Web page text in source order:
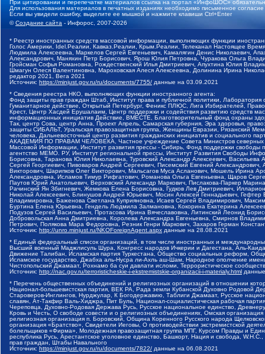
При цитировании и перепечатке материалов ссылка на портал «ИнфоШОС»
Для использования материалов в печатных изданиях необходимо письменное
Если вы увидели ошибку, выделите ее мышкой и нажмите клавиши Ctrl+Enter
©Создание сайта - Инфорос, 2007-2026
* Реестр иностранных средств массовой информации, выполняющих функции
Голос Америки, Idel.Реалии, Кавказ.Реалии, Крым.Реалии, Телеканал Настоящее
Людмила Алексеевна, Маркелов Сергей Евгеньевич, Камалягин Денис Николаевич,
Александрович, Маняхин Петр Борисович, Ярош Юлия Петровна, Чуракова Ольга
Гройсман Софья Романовна, Рождественский Илья Дмитриевич, Апухтина Юлия
Шмагун Олеся Валентиновна, Мароховская Алеся Алексеевна, Долинина Ирина
редактор 2021, Вега 2021
Источник: https://minjust.gov.ru/ru/documents/7755/ данные на 03.09.2021
* Сведения реестра НКО, выполняющих функции иностранного агента:
Фонд защиты прав граждан Штаб, Институт права и публичной политики,
Гуманитарное действие, Открытый Петербург, Феникс ПЛЮС, Лига Избирателей,
Крест, Центр Хасдей Ерушалаим, Центр поддержки и содействия развитию средств
информационных инициатив Действие, ВМЕСТЕ, Благотворительный фонд охраны
Так, центр Сова, центр Анна, Проект Апрель, Самарская губерния, Эра здоровья,
защиты СИБАЛЬТ, Уральская правозащитная группа, Женщины Евразии, Рязанский
человека, Дальневосточный центр развития гражданских инициатив и социального
АКАДЕМИЯ ПО ПРАВАМ ЧЕЛОВЕКА, Частное учреждение Совета Министров северных
Массовой Информации, Институт развития прессы - Сибирь, Фонд поддержки
агентство МЕМО. РУ, Институт региональной прессы, Институт Развития Свободы
Борисовна, Таранова Юлия Николаевна, Туровский Александр Алексеевич,
Сергей Георгиевич, Пивоваров Андрей Сергеевич, Писемский Евгений
Викторович, Шарипков Олег Викторович, Мальсагов Муса Асланович, Мошель Ирина
Александровна, Исламов Тимур Рифгатович, Романова Ольга Евгеньевна, Щаров
Паутов Юрий Анатольевич, Верховский Александр Маркович, Пислакова-Паркер
Рачинский Ян Збигневич, Жемкова Елена Борисовна, Гудков Лев Дмитриевич,
Николай Алексеевич, Блинушов Андрей Юрьевич, Мосин Алексей Геннадьевич,
Владимировна, Баженова Светлана Куприяновна, Исаев Сергей Владимирович,
Буртина Елена Юрьевна, Гендель Людмила Залмановна, Кокорина Екатерина
Подузов Сергей Васильевич, Протасова Ирина Вячеславовна, Литинский Леонид
Добровольская Анна Дмитриевна, Королева Александра Евгеньевна, Смирнов
Петрович, Полякова Мара Федоровна, Резник Генри Маркович, Захаров Герман
Источник: http://unro.minjust.ru/NKOForeignAgent.aspx данные на 28.08.2021
* Единый федеральный список организаций, в том числе иностранных и
Высший военный Маджлисуль Шура, Конгресс народов Ичкерии и Дагестана, Аль-
Движение Талибан, Исламская партия Туркестана, Общество социальных реформ,
Исламское государство, Джабха аль-Нусра ли-Ахль аш-Шам, Народное ополчение
Чистопольский Джамаат, Рохнамо ба суи давлати исломи, Террористическое
Источник: http://nac.gov.ru/terroristicheskie-i-ekstremistskie-organizacii-i-materialy.html
* Перечень общественных объединений и религиозных организаций в отношении
Национал-большевистская партия, ВЕК РА, Рада земли Кубанской Духовно Родовой
Староверов-Инглингов, Нурджулар, К Богодержавию, Таблиги Джамаат, Русское
славян, Ат-Такфир Валь-Хиджра, Пит Буль, Национал-социалистическая рабочая
Череповца, Духовно-Родовая Держава Русь, Русское национальное единство,
Кровь и Честь, О свободе совести и о религиозных объединениях, Омская
религиозная организация п. Боровский, Община Коренного Русского народа
организация «Братство», Свидетели Иеговы, О противодействии экстремистской
болельщиков «Фирма», Молодежная правозащитная группа МПГ, Курсом Правды и
республика Русь, Арестантское уголовное единство, Башкорт, Нация и свобода,
прав граждан, Штабы Навального
Источник: https://minjust.gov.ru/ru/documents/7822/ данные на 06.08.2021